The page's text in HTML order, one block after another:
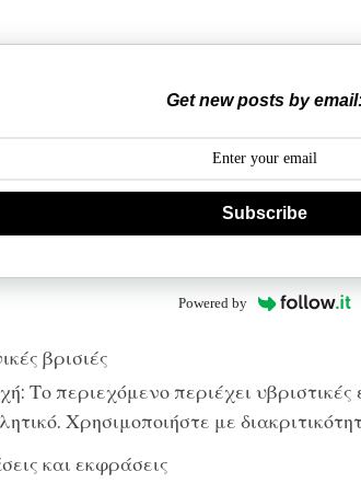
Get new posts by
Subscribe
Powered by
βρισιές
Το περιεχόμενο περιέχει υβριστικές
Χρησιμοποιήστε με
και εκφράσεις